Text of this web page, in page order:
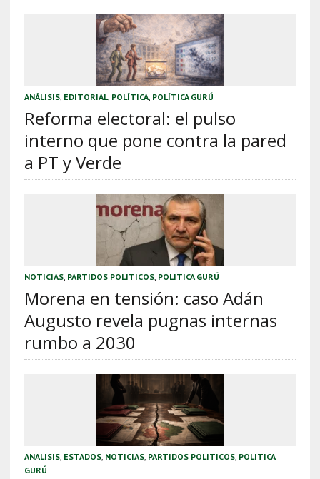
ANÁLISIS, EDITORIAL, POLÍTICA, POLÍTICA GURÚ
Reforma electoral: el pulso
interno que pone contra la pared
a PT y Verde
NOTICIAS, PARTIDOS POLÍTICOS, POLÍTICA GURÚ
Morena en tensión: caso Adán
Augusto revela pugnas internas
rumbo a 2030
ANÁLISIS, ESTADOS, NOTICIAS, PARTIDOS POLÍTICOS, POLÍTICA
GURÚ